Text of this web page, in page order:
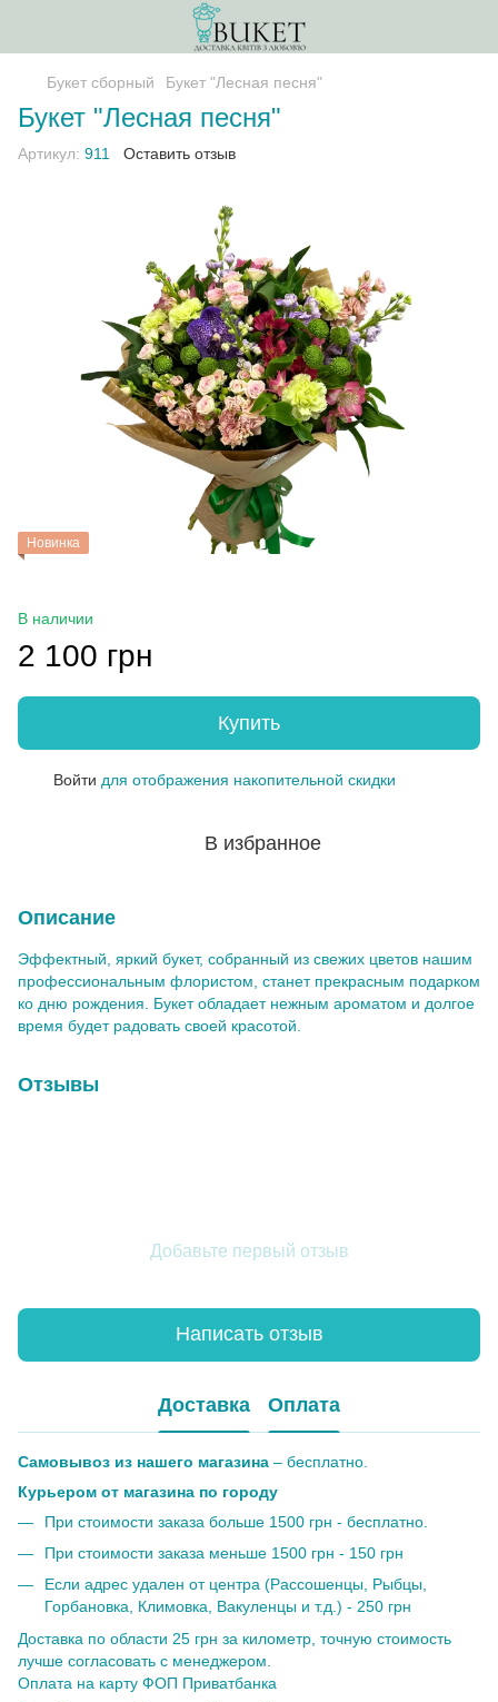
Букет сборный Букет "Лесная песня"
Букет "Лесная песня"
Артикул: 911 Оставить отзыв
Новинка
В наличии
2 100 грн
Купить
Войти для отображения накопительной скидки
В избранное
Описание
Эффектный, яркий букет, собранный из свежих цветов нашим
профессиональным флористом, станет прекрасным подарком
ко дню рождения. Букет обладает нежным ароматом и долгое
время будет радовать своей красотой.
Отзывы
Добавьте первый отзыв
Написать отзыв
Доставка Оплата
Самовывоз из нашего магазина – бесплатно.
Курьером от магазина по городу
При стоимости заказа больше 1500 грн - бесплатно.
При стоимости заказа меньше 1500 грн - 150 грн
Если адрес удален от центра (Рассошенцы, Рыбцы,
Горбановка, Климовка, Вакуленцы и т.д.) - 250 грн
Доставка по области 25 грн за километр, точную стоимость
лучше согласовать с менеджером.
Оплата на карту ФОП Приватбанка